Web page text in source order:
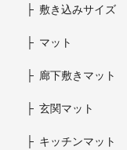
敷き込みサイズ
マット
廊下敷きマット
玄関マット
キッチンマット